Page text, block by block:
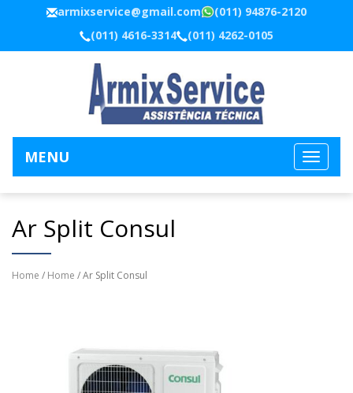
armixservice@gmail.com
(011) 94876-2120
(011) 4616-3314
(011) 4262-0105
MENU
Ar Split Consul
Home / Home / Ar Split Consul